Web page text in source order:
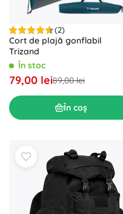
(2)
Cort de plajă gonflabil
Trizand
În stoc
79,00 lei89,00 lei
În coș